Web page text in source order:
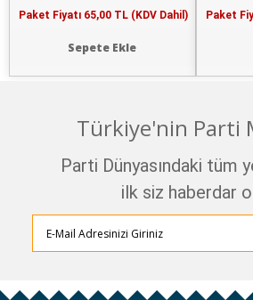
Paket Fiyatı 65,00 TL (KDV Dahil)
Sepete Ekle
Paket
Türkiye'nin Parti
Parti Dünyasındaki tüm
ilk siz haberdar